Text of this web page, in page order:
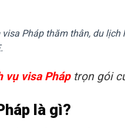
Pháp thăm thân, du
vụ visa Pháptrọn gói
là gì?